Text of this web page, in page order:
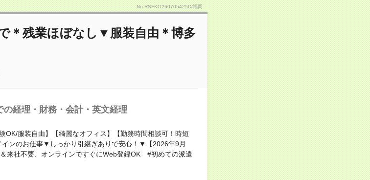
No.RSFKO260705425D/福岡
＊残業ほぼなし▼服装自由＊博多
の経理・財務・会計・英文経理
OK/服装自由】【綺麗なオフィス】【勤務時間相談可！時短
ンのお仕事▼しっかり引継ぎありで安心！▼【2026年9月
来社不要、オンラインですぐにWeb登録OK #初めての派遣